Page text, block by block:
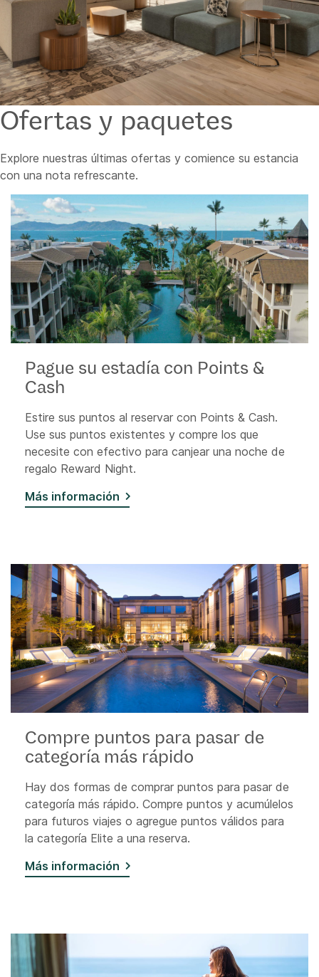
Ofertas y paquetes
Explore nuestras últimas ofertas y comience su estancia
con una nota refrescante.
Pague su estadía con Points &
Cash
Estire sus puntos al reservar con Points & Cash.
Use sus puntos existentes y compre los que
necesite con efectivo para canjear una noche de
regalo Reward Night.
Más información
Compre puntos para pasar de
categoría más rápido
Hay dos formas de comprar puntos para pasar de
categoría más rápido. Compre puntos y acumúlelos
para futuros viajes o agregue puntos válidos para
la categoría Elite a una reserva.
Más información